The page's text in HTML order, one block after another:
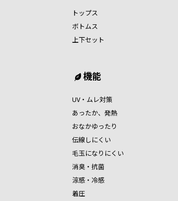
トップス
ボトムス
上下セット
機能
UV・ムレ対策
あったか、発熱
おなかゆったり
伝線しにくい
毛玉になりにくい
消臭・抗菌
涼感・冷感
着圧